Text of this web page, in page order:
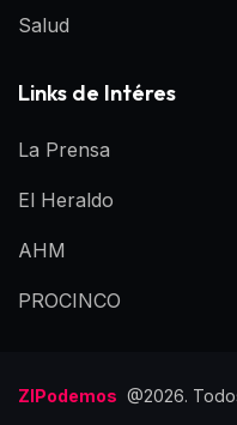
Salud
Links de Intéres
La Prensa
El Heraldo
AHM
PROCINCO
ZIPodemos @2026.